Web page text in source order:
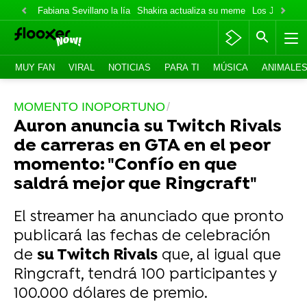
Fabiana Sevillano la lía Shakira actualiza su meme Los Jonas
MUY FAN VIRAL NOTICIAS PARA TI MÚSICA ANIMALES
MOMENTO INOPORTUNO
Auron anuncia su Twitch Rivals
de carreras en GTA en el peor
momento: "Confío en que
saldrá mejor que Ringcraft"
El streamer ha anunciado que pronto
publicará las fechas de celebración
de su Twitch Rivals que, al igual que
Ringcraft, tendrá 100 participantes y
100.000 dólares de premio.